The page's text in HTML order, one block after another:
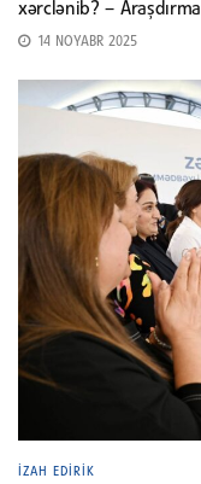
xərclənib? – Araşdırma
14 NOYABR 2025
İZAH EDIRIK